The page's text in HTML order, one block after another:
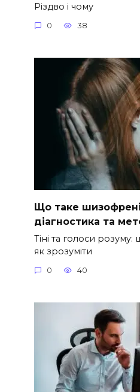
Різдво і чому
0 38
Що таке
діагностика та
Тіні та голоси
як зрозуміти
0 40